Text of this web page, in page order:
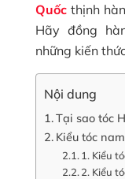
Quốc thịnh
Hãy đồng
những kiến
Nội dung
Tại sao tóc
Kiểu tóc
1. Kiểu
2. Kiểu